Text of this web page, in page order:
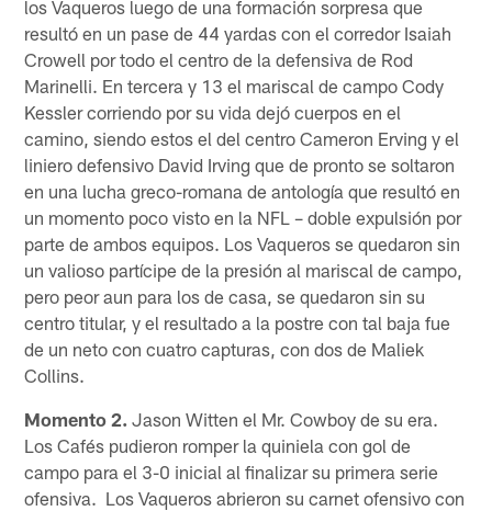
los Vaqueros luego de una formación sorpresa que
resultó en un pase de 44 yardas con el corredor Isaiah
Crowell por todo el centro de la defensiva de Rod
Marinelli. En tercera y 13 el mariscal de campo Cody
Kessler corriendo por su vida dejó cuerpos en el
camino, siendo estos el del centro Cameron Erving y el
liniero defensivo David Irving que de pronto se soltaron
en una lucha greco-romana de antología que resultó en
un momento poco visto en la NFL – doble expulsión por
parte de ambos equipos. Los Vaqueros se quedaron sin
un valioso partícipe de la presión al mariscal de campo,
pero peor aun para los de casa, se quedaron sin su
centro titular, y el resultado a la postre con tal baja fue
de un neto con cuatro capturas, con dos de Maliek
Collins.
Momento 2. Jason Witten el Mr. Cowboy de su era.
Los Cafés pudieron romper la quiniela con gol de
campo para el 3-0 inicial al finalizar su primera serie
ofensiva. Los Vaqueros abrieron su carnet ofensivo con